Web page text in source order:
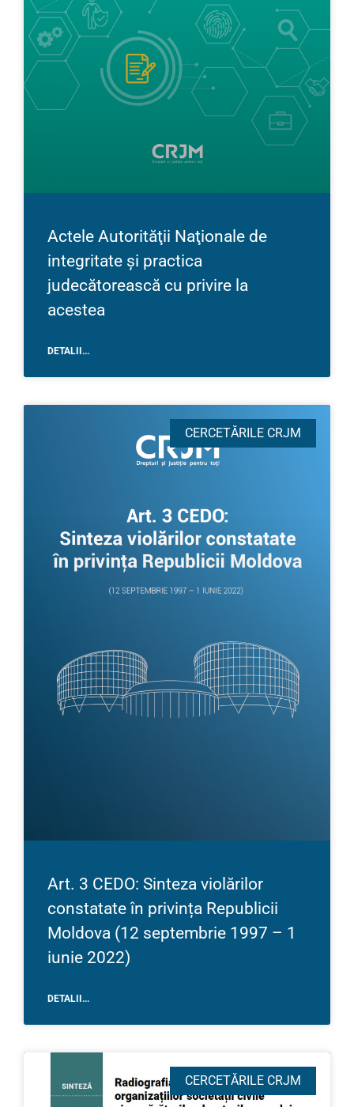
Actele Autorităţii Naţionale de
integritate și practica
judecătorească cu privire la
acestea
DETALII...
CERCETĂRILE CRJM
Art. 3 CEDO: Sinteza violărilor
constatate în privința Republicii
Moldova (12 septembrie 1997 – 1
iunie 2022)
DETALII...
CERCETĂRILE CRJM